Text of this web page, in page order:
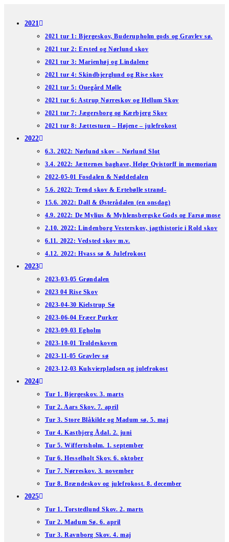
2021
2021 tur 1: Bjergeskov, Buderupholm gods og Gravlev sø.
2021 tur 2: Ersted og Nørlund skov
2021 tur 3: Marienhøj og Lindalene
2021 tur 4: Skindbjerglund og Rise skov
2021 tur 5: Ouegård Mølle
2021 tur 6: Astrup Nørreskov og Hellum Skov
2021 tur 7: Jægersborg og Kærbjerg Skov
2021 tur 8: Jættestuen – Højene – julefrokost
2022
6.3. 2022: Nørlund skov – Nørlund Slot
3.4. 2022: Jætternes baghave, Helge Qvistorff in memoriam
2022-05-01 Fosdalen & Nøddedalen
5.6. 2022: Trend skov & Ertebølle strand-
15.6. 2022: Dall & Østerådalen (en onsdag)
4.9. 2022: De Mylius & Myhlensbergske Gods og Farsø mose
2.10. 2022: Lindenborg Vesterskov, jagthistorie i Rold skov
6.11. 2022: Vedsted skov m.v.
4.12. 2022: Hvass sø & Julefrokost
2023
2023-03-05 Grøndalen
2023 04 Rise Skov
2023-04-30 Kielstrup Sø
2023-06-04 Fræer Purker
2023-09-03 Egholm
2023-10-01 Troldeskoven
2023-11-05 Gravlev sø
2023-12-03 Kulsvierpladsen og julefrokost
2024
Tur 1. Bjergeskov. 3. marts
Tur 2. Aars Skov. 7. april
Tur 3. Store Blåkilde og Madum sø. 5. maj
Tur 4. Kastbjerg Ådal. 2. juni
Tur 5. Wiffertsholm. 1. september
Tur 6. Hesselholt Skov. 6. oktober
Tur 7. Nørreskov. 3. november
Tur 8. Brændeskov og julefrokost. 8. december
2025
Tur 1. Torstedlund Skov. 2. marts
Tur 2. Madum Sø. 6. april
Tur 3. Ravnborg Skov. 4. maj